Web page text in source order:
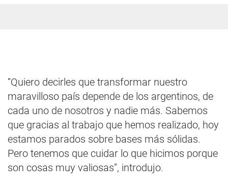
“Quiero decirles que transformar nuestro
maravilloso país depende de los argentinos, de
cada uno de nosotros y nadie más. Sabemos
que gracias al trabajo que hemos realizado, hoy
estamos parados sobre bases más sólidas.
Pero tenemos que cuidar lo que hicimos porque
son cosas muy valiosas”, introdujo.